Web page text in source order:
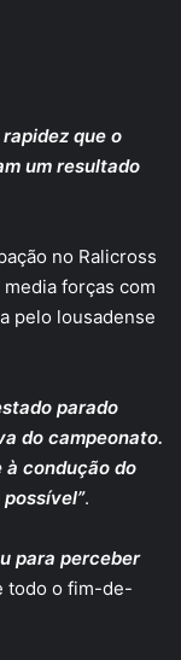
que o
um resultado
no Ralicross
forças com
pelo lousadense
parado
do campeonato.
condução do
.
para perceber
todo o fim-de-